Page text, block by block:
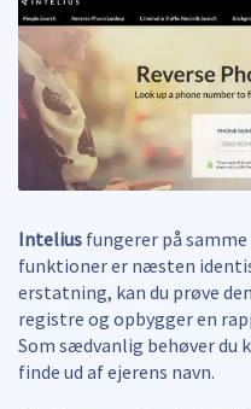
Intelius fungerer på
funktioner er næsten
erstatning, kan du prøve
registre og opbygger en
Som sædvanlig behøver du
finde ud af ejerens navn.